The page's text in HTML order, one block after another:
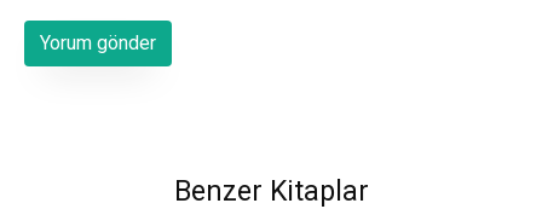
Benzer Kitaplar